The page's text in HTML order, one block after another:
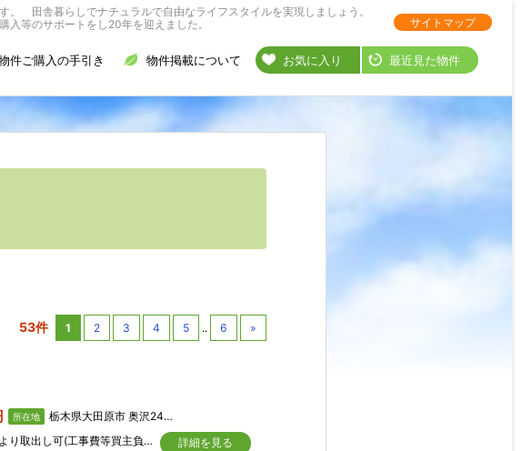
。 田舎暮らしでナチュラルで自由なライフスタイルを実現しましょう。
等のサポートをし20年を迎えました。
サイトマップ
件ご購入の手引き 物件掲載について お気に入り 最近見た物件
53件 1 2 3 4 5 .. 6 »
所在地
栃木県大田原市 奥沢243-1
現況古家有り、古井戸有り(※現状引渡し)、公営水道は本管より取出し可(工事費等買主負担)、開発許可必要
詳細を見る